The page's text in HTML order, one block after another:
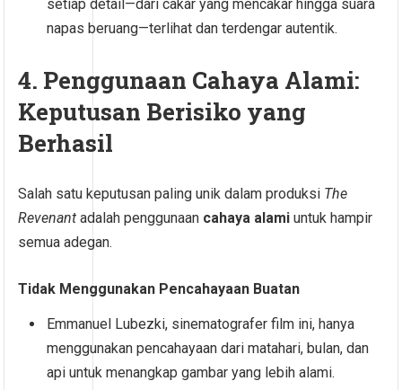
setiap detail—dari cakar yang mencakar hingga suara
napas beruang—terlihat dan terdengar autentik.
4. Penggunaan Cahaya Alami:
Keputusan Berisiko yang
Berhasil
Salah satu keputusan paling unik dalam produksi The
Revenant adalah penggunaan cahaya alami untuk hampir
semua adegan.
Tidak Menggunakan Pencahayaan Buatan
Emmanuel Lubezki, sinematografer film ini, hanya
menggunakan pencahayaan dari matahari, bulan, dan
api untuk menangkap gambar yang lebih alami.